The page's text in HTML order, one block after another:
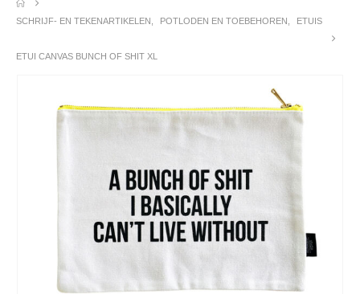
SCHRIJF- EN TEKENARTIKELEN POTLODEN EN TOEBEHOREN ETUIS
ETUI CANVAS BUNCH OF SHIT XL